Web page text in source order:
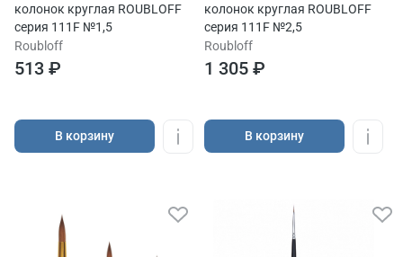
колонок круглая ROUBLOFF
серия 111F №1,5
Roubloff
513 ₽
В корзину
колонок круглая ROUBLOFF
серия 111F №2,5
Roubloff
1 305 ₽
В корзину